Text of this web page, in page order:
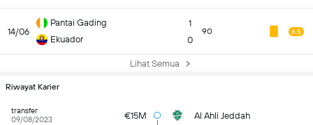
14/06
Pantai Gading
Ekuador
1
0
90 6.5
Lihat Semua
Riwayat Karier
transfer
09/08/2023
€15M Al Ahli Jeddah